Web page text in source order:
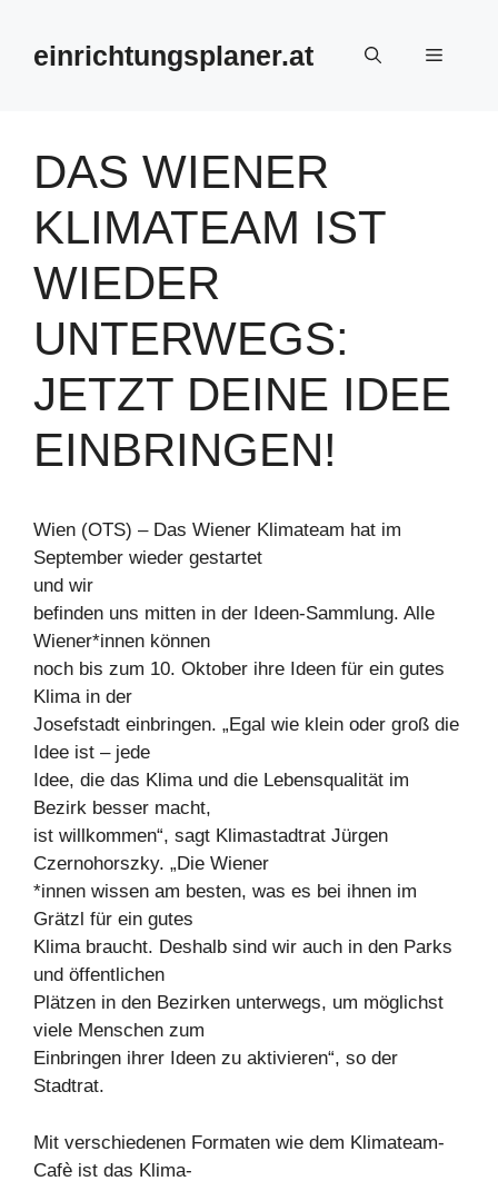
springeneinrichtungsplaner.at Menü
DAS WIENER
KLIMATEAM IST
WIEDER
UNTERWEGS:
JETZT DEINE IDEE
EINBRINGEN!
Wien (OTS) – Das Wiener Klimateam hat im
September wieder gestartet
und wir
befinden uns mitten in der Ideen-Sammlung. Alle
Wiener*innen können
noch bis zum 10. Oktober ihre Ideen für ein gutes
Klima in der
Josefstadt einbringen. „Egal wie klein oder groß die
Idee ist – jede
Idee, die das Klima und die Lebensqualität im
Bezirk besser macht,
ist willkommen“, sagt Klimastadtrat Jürgen
Czernohorszky. „Die Wiener
*innen wissen am besten, was es bei ihnen im
Grätzl für ein gutes
Klima braucht. Deshalb sind wir auch in den Parks
und öffentlichen
Plätzen in den Bezirken unterwegs, um möglichst
viele Menschen zum
Einbringen ihrer Ideen zu aktivieren“, so der
Stadtrat.
Mit verschiedenen Formaten wie dem Klimateam-
Cafè ist das Klima-